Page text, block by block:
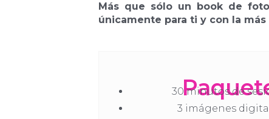
Más que sólo un book de
únicamente para ti y con la
30 minutos de
3 imágenes